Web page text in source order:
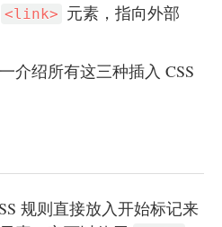
<link> 元素，指向外部
介绍所有这三种插入 CSS
规则直接放入开始标记来